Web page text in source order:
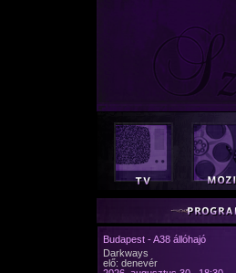
Budapest - A38 állóhajó
Darkways
elő: denevér